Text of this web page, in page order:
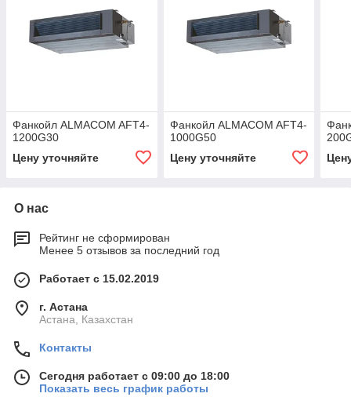
Фанкойл ALMACOM AFT4-
1200G30
Цену уточняйте
Фанкойл ALMACOM AFT4-
1000G50
Цену уточняйте
О нас
Рейтинг не сформирован
Менее 5 отзывов за последний год
Работает с 15.02.2019
г. Астана
Астана, Казахстан
Контакты
Сегодня работает с 09:00 до 18:00
Показать весь график работы